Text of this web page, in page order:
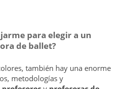
para elegir a un
de ballet?
también hay una enorme
metodologías y